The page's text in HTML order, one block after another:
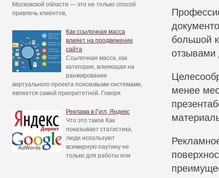
Московской области — это не только способ
привлечь клиентов,
Как ссылочная масса
влияет на продвижение
сайта
Ссылочная масса, как
категория, влияющая на
ранжирование
виртуального проекта поисковыми системами,
является самой приоритетной. Говоря
Реклама в Гугл, Яндекс
Что это такое Как
показывает статистика,
люди используют
всемирную паутину не
только для работы или
большой
отзывами
менее